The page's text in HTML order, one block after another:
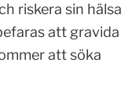
riskera sin hälsa
att gravida
att söka